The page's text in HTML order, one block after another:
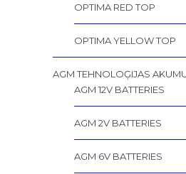
OPTIMA RED TOP
OPTIMA YELLOW TOP
AGM TEHNOLOĢIJAS
AGM 12V BATTERIES
AGM 2V BATTERIES
AGM 6V BATTERIES